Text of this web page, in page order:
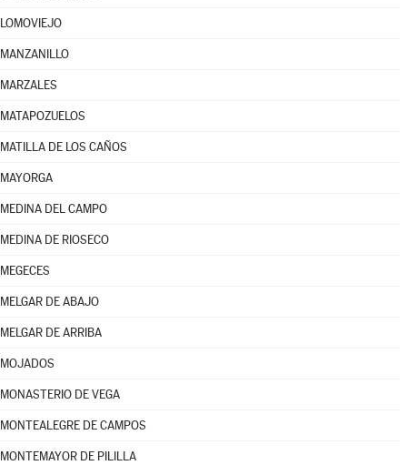
LOMOVIEJO
MANZANILLO
MARZALES
MATAPOZUELOS
MATILLA DE LOS CAÑOS
MAYORGA
MEDINA DEL CAMPO
MEDINA DE RIOSECO
MEGECES
MELGAR DE ABAJO
MELGAR DE ARRIBA
MOJADOS
MONASTERIO DE VEGA
MONTEALEGRE DE CAMPOS
MONTEMAYOR DE PILILLA